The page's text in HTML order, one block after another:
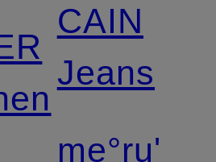
CAIN
Jeans
me°ru'